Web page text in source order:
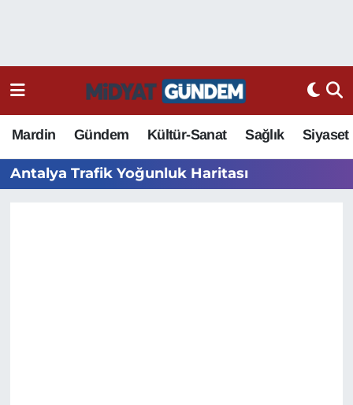
Mardin Gündem Kültür-Sanat Sağlık Siyaset
Antalya Trafik Yoğunluk Haritası